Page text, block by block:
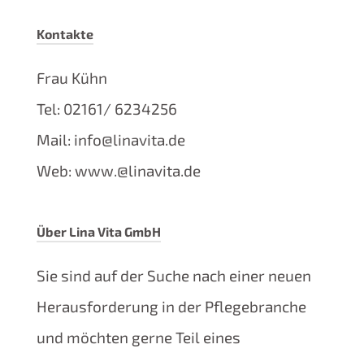
Kontakte
Frau Kühn
Tel: 02161/ 6234256
Mail: info@linavita.de
Web: www.@linavita.de
Über Lina Vita GmbH
Sie sind auf der Suche nach einer neuen
Herausforderung in der Pflegebranche
und möchten gerne Teil eines